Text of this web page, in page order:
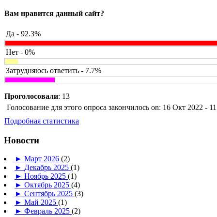
Вам нравится данный сайт?
Да - 92.3%
Нет - 0%
Затрудняюсь ответить - 7.7%
Проголосовали: 13
Голосование для этого опроса закончилось on: 16 Окт 2022 -
Подробная статистика
Новости
► Март 2026 (2)
► Декабрь 2025 (1)
► Ноябрь 2025 (1)
► Октябрь 2025 (4)
► Сентябрь 2025 (3)
► Май 2025 (1)
► Февраль 2025 (2)